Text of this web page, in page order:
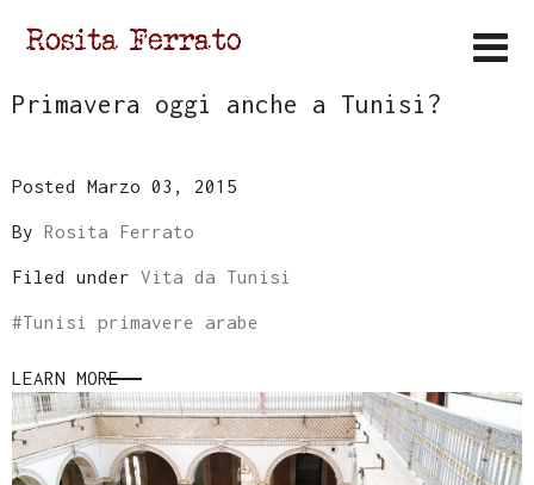
Primavera oggi anche a Tunisi?
Posted Marzo 03, 2015
By Rosita Ferrato
Filed under Vita da Tunisi
#Tunisi primavere arabe
LEARN MORE